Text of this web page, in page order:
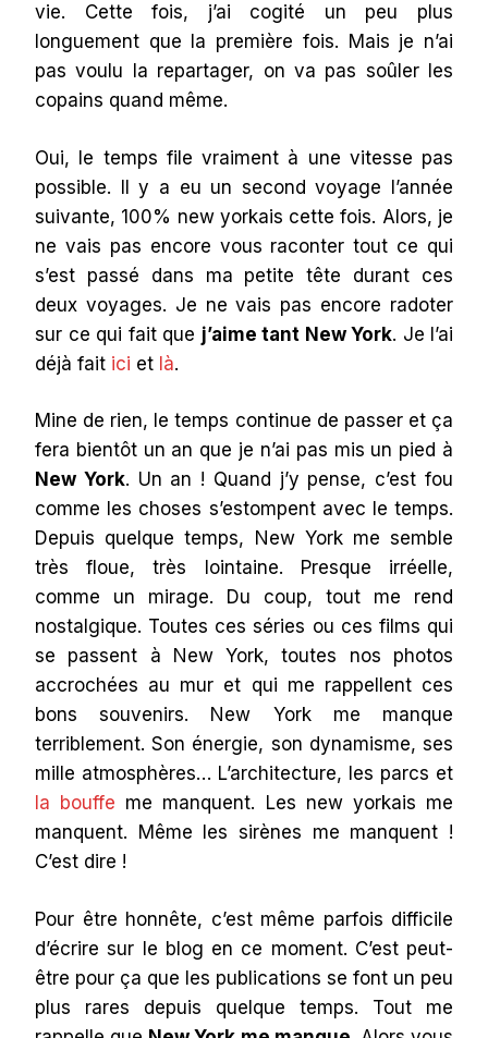
vie. Cette fois, j’ai cogité un peu plus
longuement que la première fois. Mais je n’ai
pas voulu la repartager, on va pas soûler les
copains quand même.
Oui, le temps file vraiment à une vitesse pas
possible. Il y a eu un second voyage l’année
suivante, 100% new yorkais cette fois. Alors, je
ne vais pas encore vous raconter tout ce qui
s’est passé dans ma petite tête durant ces
deux voyages. Je ne vais pas encore radoter
sur ce qui fait que j’aime tant New York. Je l’ai
déjà fait ici et là.
Mine de rien, le temps continue de passer et ça
fera bientôt un an que je n’ai pas mis un pied à
New York. Un an ! Quand j’y pense, c’est fou
comme les choses s’estompent avec le temps.
Depuis quelque temps, New York me semble
très floue, très lointaine. Presque irréelle,
comme un mirage. Du coup, tout me rend
nostalgique. Toutes ces séries ou ces films qui
se passent à New York, toutes nos photos
accrochées au mur et qui me rappellent ces
bons souvenirs. New York me manque
terriblement. Son énergie, son dynamisme, ses
mille atmosphères… L’architecture, les parcs et
la bouffe me manquent. Les new yorkais me
manquent. Même les sirènes me manquent !
C’est dire !
Pour être honnête, c’est même parfois difficile
d’écrire sur le blog en ce moment. C’est peut-
être pour ça que les publications se font un peu
plus rares depuis quelque temps. Tout me